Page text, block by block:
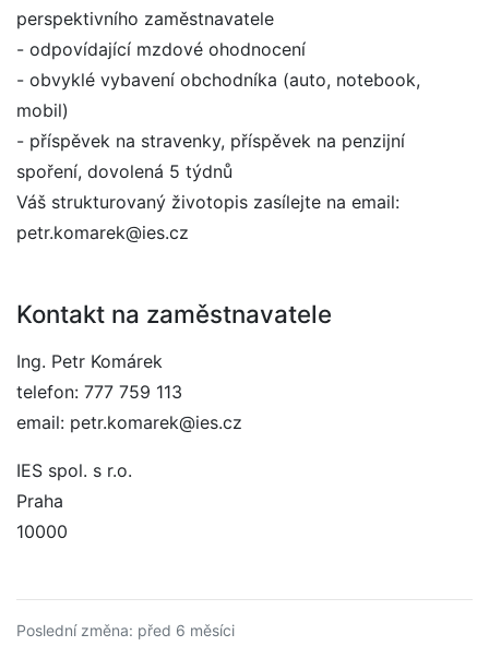
perspektivního zaměstnavatele
- odpovídající mzdové ohodnocení
- obvyklé vybavení obchodníka (auto, notebook,
mobil)
- příspěvek na stravenky, příspěvek na penzijní
spoření, dovolená 5 týdnů
Váš strukturovaný životopis zasílejte na email:
petr.komarek@ies.cz
Kontakt na zaměstnavatele
Ing. Petr Komárek
telefon: 777 759 113
email: petr.komarek@ies.cz
IES spol. s r.o.
Praha
10000
Poslední změna: před 6 měsíci